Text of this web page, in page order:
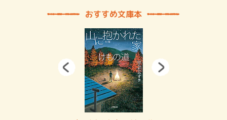
おすすめ文庫本